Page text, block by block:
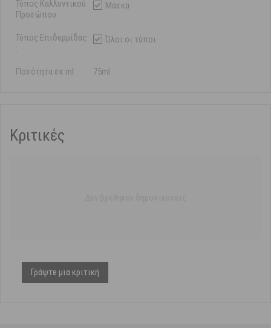
Τύπος Καλλυντικού
Προσώπου:
Μάσκα
Τύπος Επιδερμίδας
:
Όλοι οι τύποι
Ποσότητα σε ml: 75ml
Κριτικές
Γράψτε μια κριτική